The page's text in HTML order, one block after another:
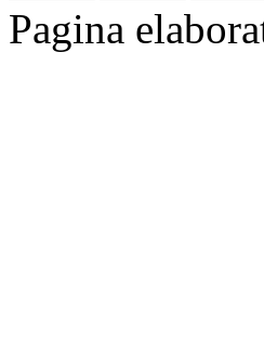
Pagina